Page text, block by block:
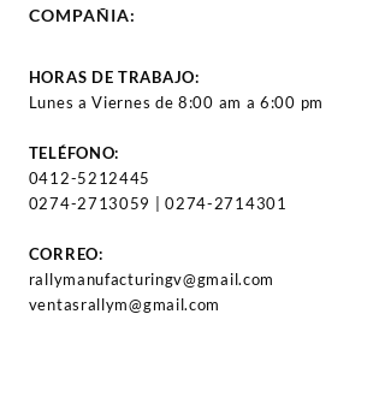
COMPAÑIA:
HORAS DE TRABAJO:
Lunes a Viernes de 8:00 am a 6:00 pm
TELÉFONO:
0412-5212445
0274-2713059 | 0274-2714301
CORREO:
rallymanufacturingv@gmail.com
ventasrallym@gmail.com